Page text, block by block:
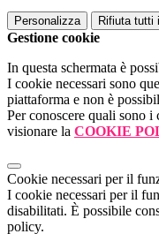
Personalizza Rifiuta tutti
Gestione cookie
In questa schermata è
I cookie necessari sono
piattaforma e non è
Per conoscere quali sono i
visionare la COOKIE
Cookie necessari per il
I cookie necessari per il
disabilitati. È possibile
policy.